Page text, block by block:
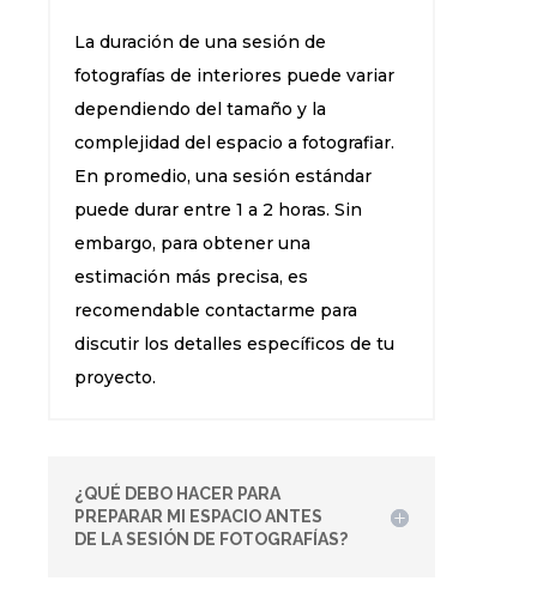
La duración de una sesión de
fotografías de interiores puede variar
dependiendo del tamaño y la
complejidad del espacio a fotografiar.
En promedio, una sesión estándar
puede durar entre 1 a 2 horas. Sin
embargo, para obtener una
estimación más precisa, es
recomendable contactarme para
discutir los detalles específicos de tu
proyecto.
¿QUÉ DEBO HACER PARA
PREPARAR MI ESPACIO ANTES
DE LA SESIÓN DE FOTOGRAFÍAS?